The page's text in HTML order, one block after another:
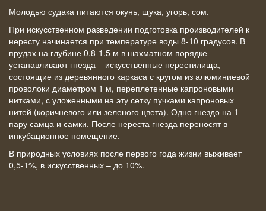
Молодью судака питаются окунь, щука, угорь, сом.
При искусственном разведении подготовка производителей к
нересту начинается при температуре воды 8-10 градусов. В
прудах на глубине 0,8-1,5 м в шахматном порядке
устанавливают гнезда – искусственные нерестилища,
состоящие из деревянного каркаса с кругом из алюминиевой
проволоки диаметром 1 м, переплетенные капроновыми
нитками, с уложенными на эту сетку пучками капроновых
нитей (коричневого или зеленого цвета). Одно гнездо на 1
пару самца и самки. После нереста гнезда переносят в
инкубационное помещение.
В природных условиях после первого года жизни выживает
0,5-1%, в искусственных – до 10%.